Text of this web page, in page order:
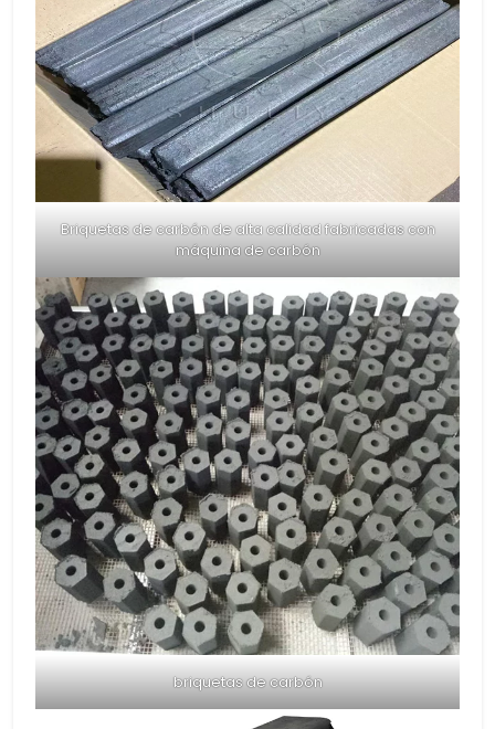
Briquetas de carbón de alta calidad fabricadas con
máquina de carbón
briquetas de carbón